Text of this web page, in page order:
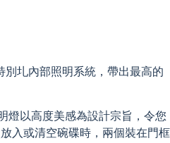
圠內部照明系統，帶出最高的
燈以高度美感為設計宗旨，令您
入或清空碗碟時，兩個裝在門框